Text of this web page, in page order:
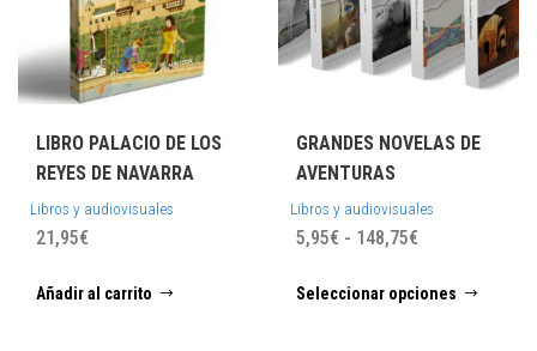
LIBRO PALACIO DE LOS
REYES DE NAVARRA
Libros y audiovisuales
21,95€
Añadir al carrito
GRANDES NOVELAS DE
AVENTURAS
Libros y audiovisuales
5,95€ - 148,75€Rango
precios:
Seleccionar opciones